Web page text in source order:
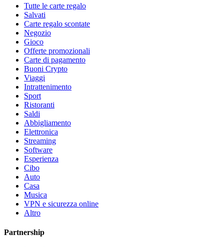
Tutte le carte regalo
Salvati
Carte regalo scontate
Negozio
Gioco
Offerte promozionali
Carte di pagamento
Buoni Crypto
Viaggi
Intrattenimento
Sport
Ristoranti
Saldi
Abbigliamento
Elettronica
Streaming
Software
Esperienza
Cibo
Auto
Casa
Musica
VPN e sicurezza online
Altro
Partnership